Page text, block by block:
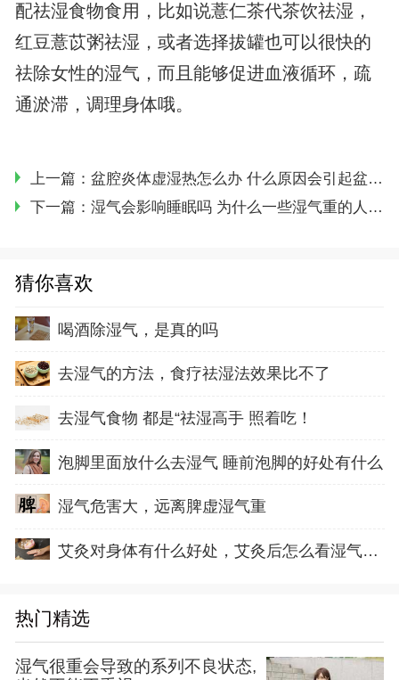
配祛湿食物食用，比如说薏仁茶代茶饮祛湿，
红豆薏苡粥祛湿，或者选择拔罐也可以很快的
祛除女性的湿气，而且能够促进血液循环，疏
通淤滞，调理身体哦。
上一篇： 盆腔炎体虚湿热怎么办 什么原因会引起盆腔炎
下一篇： 湿气会影响睡眠吗 为什么一些湿气重的人会睡不好
猜你喜欢
喝酒除湿气，是真的吗
去湿气的方法，食疗祛湿法效果比不了
去湿气食物 都是“祛湿高手 照着吃！
泡脚里面放什么去湿气 睡前泡脚的好处有什么
湿气危害大，远离脾虚湿气重
艾灸对身体有什么好处，艾灸后怎么看湿气排出
热门精选
湿气很重会导致的系列不良状态,